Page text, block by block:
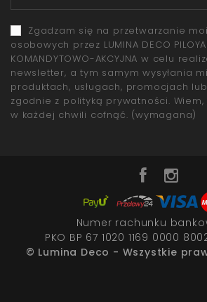
Zgadzam się na przetwarzanie
osobowych przez LUMINA DECO
KOMANDYTOWO-AKCYJNA w celu
newsletter, a tym samym wysyłania
produktach, usługach, promocjach
zgodnie z polityką prywatności.
w każdej chwili cofnąć. (wymagana)
Numer rachunku
PKO BP 67 1020 1169 0000
© Lumina Deco - Wszystkie